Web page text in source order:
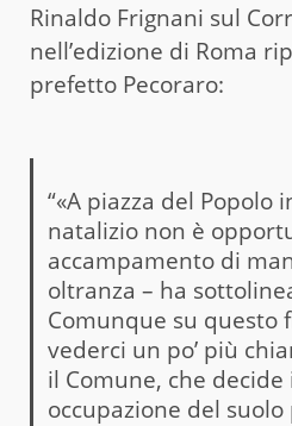
Rinaldo Frignani sul
nell’edizione di Roma
prefetto Pecoraro:
“«A piazza del Popolo
natalizio non è
accampamento di
oltranza – ha
Comunque su questo
vederci un po’ più
il Comune, che
occupazione del suolo